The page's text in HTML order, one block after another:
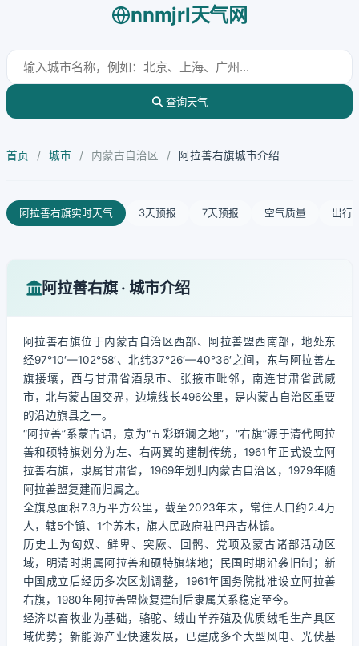
nnmjrl天气网
查询天气
首页 / 城市 / 内蒙古自治区 / 阿拉善右旗城市介绍
阿拉善右旗实时天气 3天预报 7天预报 空气质量 出行
阿拉善右旗 · 城市介绍
阿拉善右旗位于内蒙古自治区西部、阿拉善盟西南部，地处东
经97°10′—102°58′、北纬37°26′—40°36′之间，东与阿拉善左
旗接壤，西与甘肃省酒泉市、张掖市毗邻，南连甘肃省武威
市，北与蒙古国交界，边境线长496公里，是内蒙古自治区重要
的沿边旗县之一。
“阿拉善”系蒙古语，意为“五彩斑斓之地”，“右旗”源于清代阿拉
善和硕特旗划分为左、右两翼的建制传统，1961年正式设立阿
拉善右旗，隶属甘肃省，1969年划归内蒙古自治区，1979年随
阿拉善盟复建而归属之。
全旗总面积7.3万平方公里，截至2023年末，常住人口约2.4万
人，辖5个镇、1个苏木，旗人民政府驻巴丹吉林镇。
历史上为匈奴、鲜卑、突厥、回鹘、党项及蒙古诸部活动区
域，明清时期属阿拉善和硕特旗辖地；民国时期沿袭旧制；新
中国成立后经历多次区划调整，1961年国务院批准设立阿拉善
右旗，1980年阿拉善盟恢复建制后隶属关系稳定至今。
经济以畜牧业为基础，骆驼、绒山羊养殖及优质绒毛生产具区
域优势；新能源产业快速发展，已建成多个大型风电、光伏基